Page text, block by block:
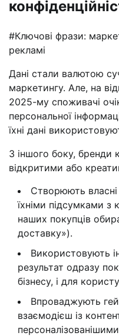
#Ключові фрази:
рекламі
Дані стали валютою
маркетингу. Але, на
2025-му споживачі
персональної
їхні дані
З іншого боку, бренди
відкритими або
Створюють власні
їхніми підсумками з
наших покупців
доставку»).
Використовують
результат одразу
бізнесу, і для
Впроваджують
взаємодієш із